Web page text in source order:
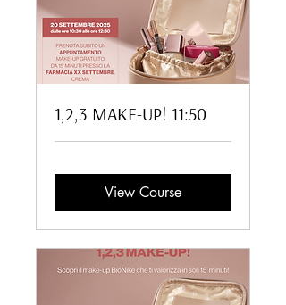
1,2,3 MAKE-UP! 11:50
View Course